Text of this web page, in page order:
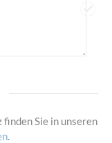
Sie in unseren
.